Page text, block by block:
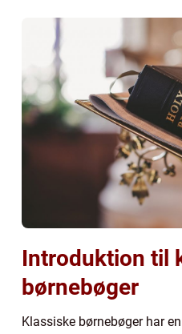
Introduktion til
børnebøger
Klassiske børnebøger har